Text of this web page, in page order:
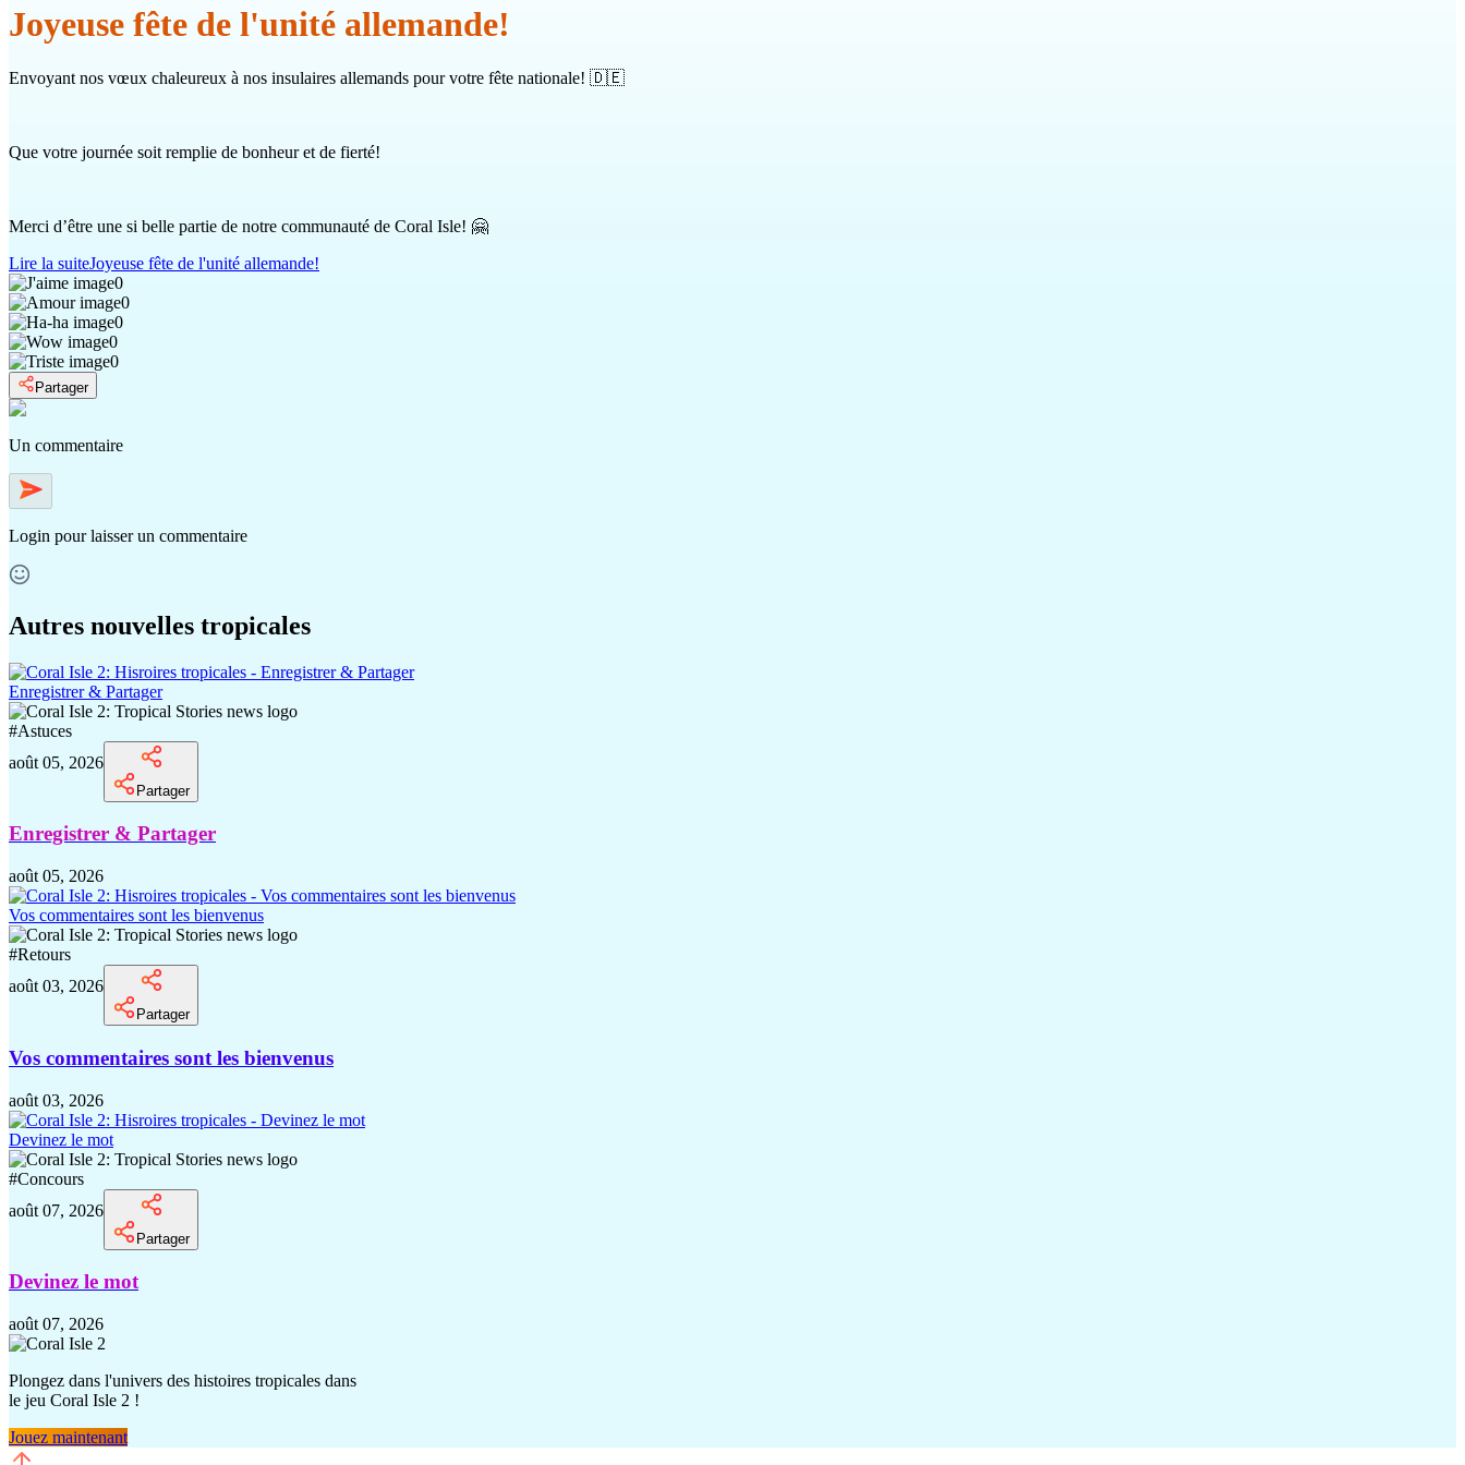
Joyeuse fête de l'unité allemande!
Envoyant nos vœux chaleureux à nos insulaires allemands pour votre fête nationale! 🇩🇪
Que votre journée soit remplie de bonheur et de fierté!
Merci d’être une si belle partie de notre communauté de Coral Isle! 🤗
Lire la suiteJoyeuse fête de l'unité allemande!
0
0
0
0
0
Partager
Un commentaire
Login pour laisser un commentaire
Autres nouvelles tropicales
Enregistrer & Partager
#Astuces
août 05, 2026
Partager
Enregistrer & Partager
août 05, 2026
Vos commentaires sont les bienvenus
#Retours
août 03, 2026
Partager
Vos commentaires sont les bienvenus
août 03, 2026
Devinez le mot
#Concours
août 07, 2026
Partager
Devinez le mot
août 07, 2026
Plongez dans l'univers des histoires tropicales dans
le jeu Coral Isle 2 !
Jouez maintenant